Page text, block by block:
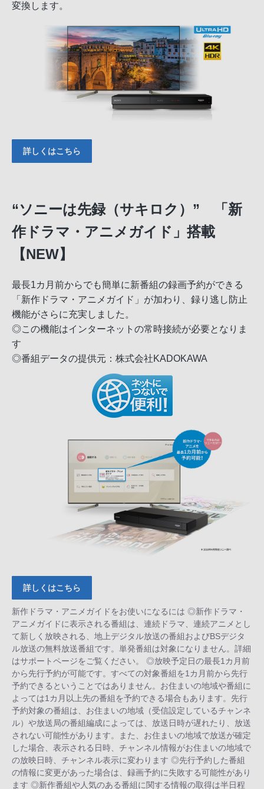
変換します。
詳しくはこちら
“ソニーは先録（サキロク）” 「新
作ドラマ・アニメガイド」搭載
【NEW】
最長1カ月前からでも簡単に新番組の録画予約ができる
「新作ドラマ・アニメガイド」が加わり、録り逃し防止
機能がさらに充実しました。
◎この機能はインターネットの常時接続が必要となりま
す
◎番組データの提供元：株式会社KADOKAWA
詳しくはこちら
新作ドラマ・アニメガイドをお使いになるには ◎新作ドラマ・
アニメガイドに表示される番組は、連続ドラマ、連続アニメとし
て新しく放映される、地上デジタル放送の番組およびBSデジタ
ル放送の無料放送番組です。単発番組は対象になりません。詳細
はサポートページ をご覧ください。 ◎放映予定日の最長1カ月前
から先行予約が可能です。すべての対象番組を1カ月前から先行
予約できるということではありません。お住まいの地域や番組に
よっては1カ月以上先の番組を予約できる場合もあります。先行
予約対象の番組は、お住まいの地域（受信設定しているチャンネ
ル）や放送局の番組編成によっては、放送日時が遅れたり、放送
されない可能性があります。また、お住まいの地域で放送が確定
した場合、表示される日時、チャンネル情報がお住まいの地域で
の放映日時、チャンネル表示に変わります ◎先行予約した番組
の情報に変更があった場合は、録画予約に失敗する可能性があり
ます ◎新作番組や人気のある番組に関する情報の取得は半日程